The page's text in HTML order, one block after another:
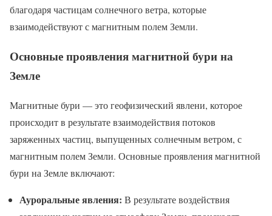
благодаря частицам солнечного ветра, которые
взаимодействуют с магнитным полем Земли.
Основные проявления магнитной бури на
Земле
Магнитные бури — это геофизический явлени, которое
происходит в результате взаимодействия потоков
заряженных частиц, выпущенных солнечным ветром, с
магнитным полем Земли. Основные проявления магнитной
бури на Земле включают:
Ауроральные явления: В результате воздействия